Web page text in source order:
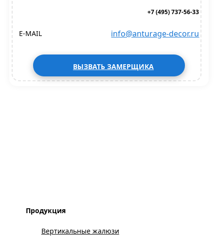
+7 (495) 737-56-33
E-MAIL info@anturage-decor.ru
ВЫЗВАТЬ ЗАМЕРЩИКА
Продукция
Вертикальные жалюзи